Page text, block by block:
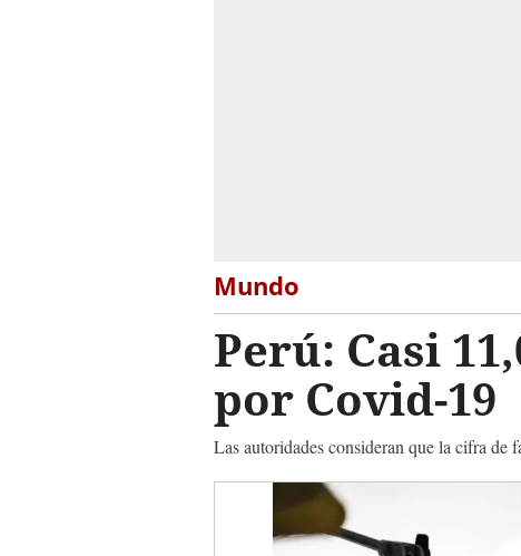
Mundo
Perú: Casi
por Covid-19
Las autoridades consideran que la cifra de